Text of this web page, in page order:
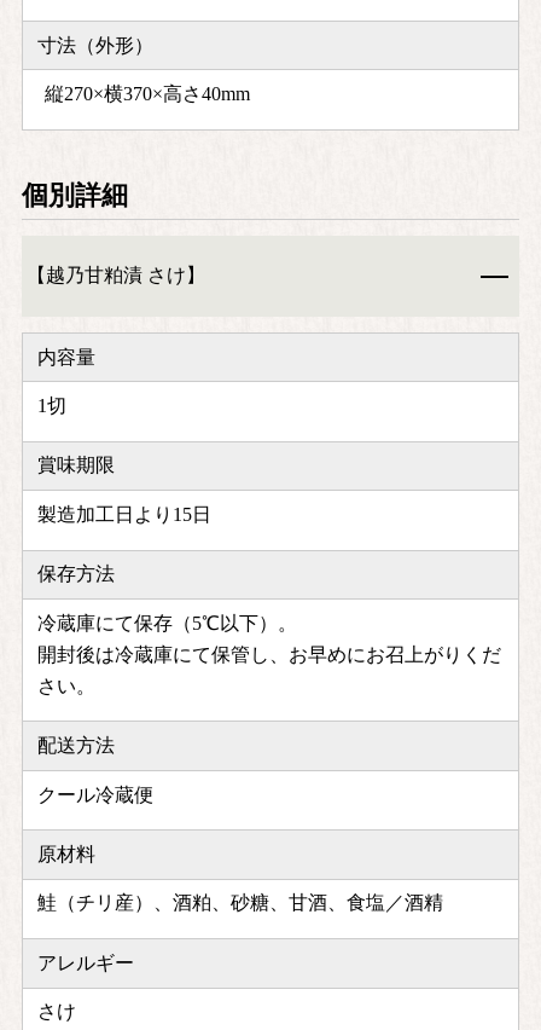
寸法（外形）
縦270×横370×高さ40mm
個別詳細
【越乃甘粕漬 さけ】
内容量
1切
賞味期限
製造加工日より15日
保存方法
冷蔵庫にて保存（5℃以下）。
開封後は冷蔵庫にて保管し、お早めにお召上がりくだ
さい。
配送方法
クール冷蔵便
原材料
鮭（チリ産）、酒粕、砂糖、甘酒、食塩／酒精
アレルギー
さけ